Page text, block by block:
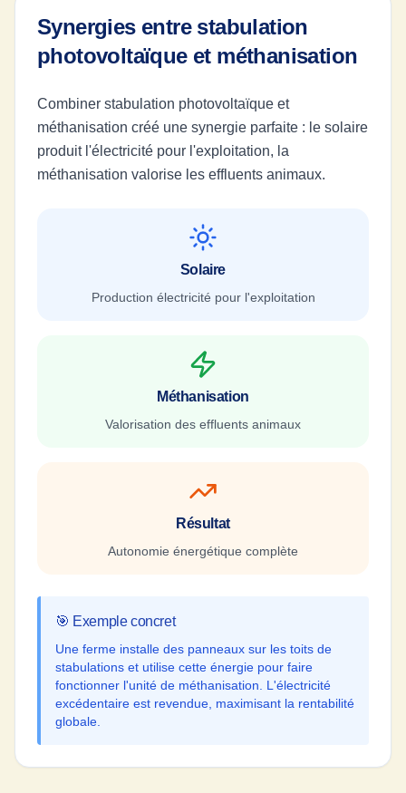
Synergies entre stabulation
photovoltaïque et méthanisation
Combiner stabulation photovoltaïque et
méthanisation créé une synergie parfaite : le solaire
produit l'électricité pour l'exploitation, la
méthanisation valorise les effluents animaux.
Solaire
Production électricité pour l'exploitation
Méthanisation
Valorisation des effluents animaux
Résultat
Autonomie énergétique complète
🎯 Exemple concret
Une ferme installe des panneaux sur les toits de
stabulations et utilise cette énergie pour faire
fonctionner l'unité de méthanisation. L'électricité
excédentaire est revendue, maximisant la rentabilité
globale.